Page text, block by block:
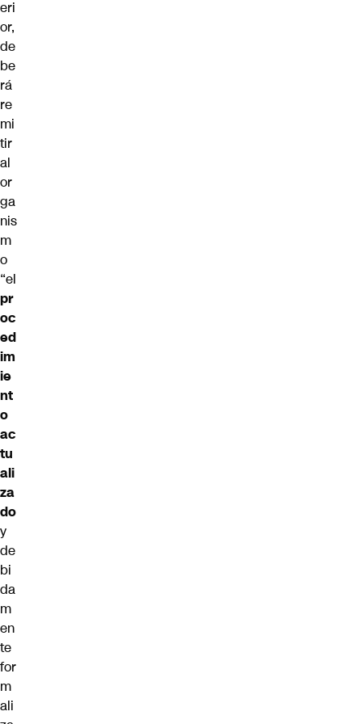
eri
or,
de
be
rá
re
mi
tir
al
or
ga
nis
m
o
“el
pr
oc
ed
im
ie
nt
o
ac
tu
ali
za
do
y
de
bi
da
m
en
te
for
m
ali